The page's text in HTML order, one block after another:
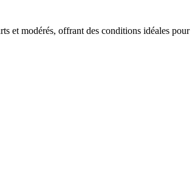
et modérés, offrant des conditions idéales pour